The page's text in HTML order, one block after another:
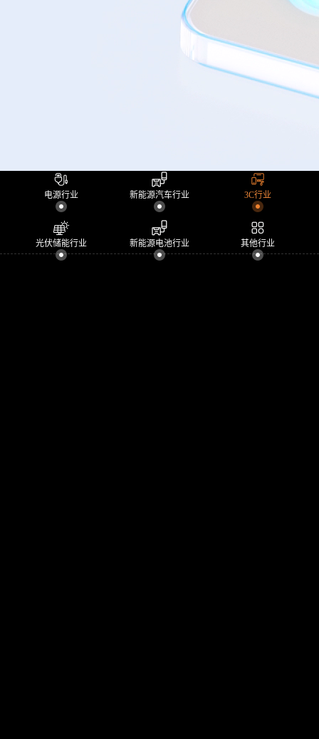
电源行业 新能源汽车行业 3C行业
光伏储能行业 新能源电池行业 其他行业